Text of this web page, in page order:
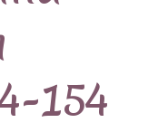
154